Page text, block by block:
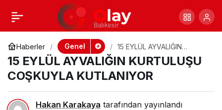
Haberler Genel
15 EYLÜL AYVALIĞIN
KURTULUŞU COŞKUYLA
KUTLANIYOR
15 EYLÜL AYVALIĞIN KURTULUŞU
COŞKUYLA KUTLANIYOR
Hakan Karakaya tarafından yayınlandı
NARİN
CİNAYETİNDE
GELİŞME
+ Paylaş